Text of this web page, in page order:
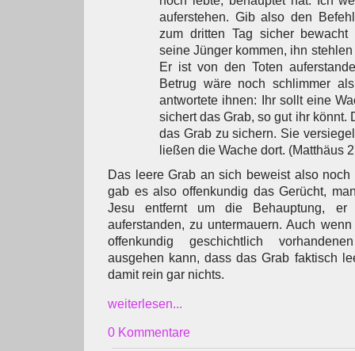
auferstehen. Gib also den
zum dritten Tag sicher
seine Jünger kommen, ihn
Er ist von den Toten
Betrug wäre noch schlimmer
antwortete ihnen: Ihr sollt eine
sichert das Grab, so gut ihr könnt.
das Grab zu sichern. Sie
ließen die Wache dort. (Matthäus
Das leere Grab an sich beweist also
gab es also offenkundig das Gerücht,
Jesu entfernt um die Behauptung,
auferstanden, zu untermauern. Auch
offenkundig geschichtlich
ausgehen kann, dass das Grab faktisch
damit rein gar nichts.
weiterlesen...
0 Kommentare